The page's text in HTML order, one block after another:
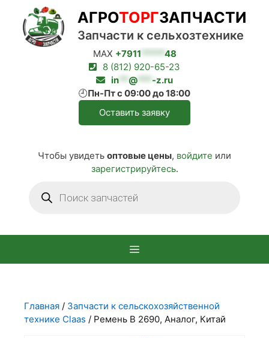
Перейти
содержимому
MAX +7911 ***** 48
8 (812) 920-65-23
in
@ *** -z.ru
🕘Пн-Пт с 09:00 до 18:00
Оставить заявку
Чтобы увидеть оптовые цены, войдите или
зарегистрируйтесь.
товаров
АГРОТОРГЗАПЧАСТИ
Запчасти к сельхозтехнике
Главная / Запчасти к сельскохозяйственной
технике Claas / Ремень B 2690, Аналог, Китай